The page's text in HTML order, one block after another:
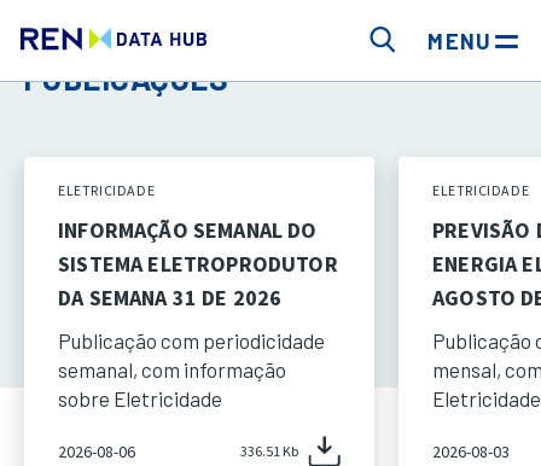
MENU
PUBLICAÇÕES
ELETRICIDADE
INFORMAÇÃO SEMANAL DO
SISTEMA ELETROPRODUTOR
DA SEMANA 31 DE 2026
Publicação com periodicidade
semanal, com informação
sobre Eletricidade
2026-08-06 336.51 Kb
ELETRICIDADE
PREVISÃO
ENERGIA
AGOSTO
Publicação
mensal,
Eletricidade
2026-08-03